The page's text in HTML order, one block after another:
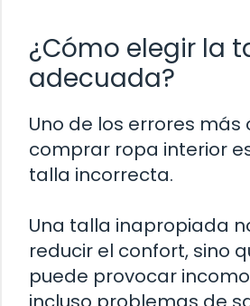
¿Cómo elegir la
adecuada?
Uno de los errores más
comprar ropa interior
talla incorrecta.
Una talla inapropiada
reducir el confort, sino
puede provocar